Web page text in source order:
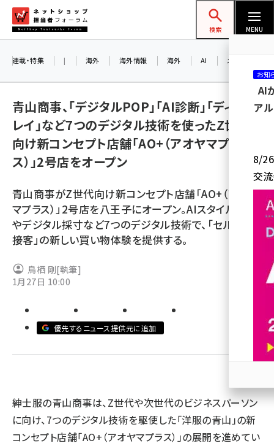
ン
ネットショップ担当者フォーラム
検索 MENU
amazon (2257)
yahoo (1907)
ecbeing (1211)
アスクル (1122)
ビィ・フォアード (777)
連載・特集 | 海外 海外情報 海外 AI メタバース
青山商事、「デジタルPOP」「AI診断」「ディスプ
レイ」など7つのデジタル技術を使ったZ世代
向け新コンセプト店舗「AO+（アオヤマプラ
ス）」2号店をオープン
青山商事がZ世代向け新コンセプト店舗「AO+（アオヤ
マプラス）」2号店を八王子にオープン。AIスタイル診断
やデジタル採寸など7つのデジタル技術で、「セルフ×
接客」の新しい買い物体験を提供する。
鳥栖 剛[執筆]
1月27日 10:00
優先するニュース提供元に追加
紳士服の青山商事は、Z世代や次世代のビジネスパーソン
に向け、7つのデジタル技術を駆使した「洋服の青山」の新
コンセプト店舗「AO+（アオヤマプラス）」の展開を進めてい
お知
AI
ア
8/26
交
参